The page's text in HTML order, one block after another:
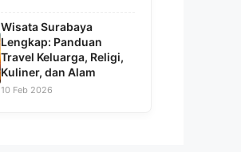
Wisata Surabaya
Lengkap: Panduan
Travel Keluarga, Religi,
Kuliner, dan Alam
10 Feb 2026